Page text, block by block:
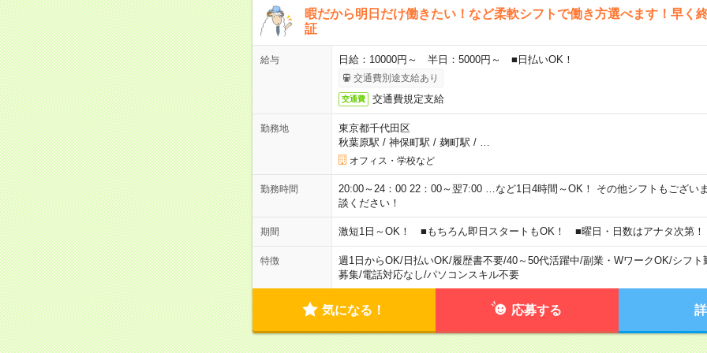
暇だから明日だけ働きたい！など柔軟シフトで働き方選べます！早く
証
給与 日給：10000円～ 半日：5000円～ ■日払いOK！
交通費別途支給あり
交通費 交通費規定支給
勤務地
東京都千代田区
秋葉原駅 / 神保町駅 / 麹町駅 /
オフィス・学校など
勤務時間
20:00～24：00 22：00～翌7:00 …など1日4時間～OK！ その他シフトもござい
談ください！
期間 激短1日～OK！ ■もちろん即日スタートもOK！ ■曜日・日数はアナタ次第！
特徴 週1日からOK/日払いOK/履歴書不要/40～50代活躍中/副業・WワークOK/シフト
募集/電話対応なし/パソコンスキル不要
気になる！ 応募する